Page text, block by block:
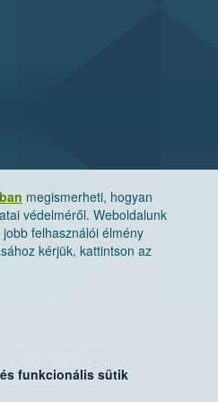
megismerheti, hogyan
védelméről. Weboldalunk
felhasználói élmény
kérjük, kattintson az
funkcionális sütik
biztonsági Hivatal
Budapest. Pf. 30.